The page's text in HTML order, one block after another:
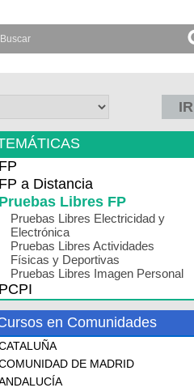
IR
FP
FP a Distancia
Pruebas Libres FP
Pruebas Libres Electricidad y
Electrónica
Pruebas Libres Actividades
Físicas y Deportivas
Pruebas Libres Imagen Personal
PCPI
en Comunidades
DE MADRID